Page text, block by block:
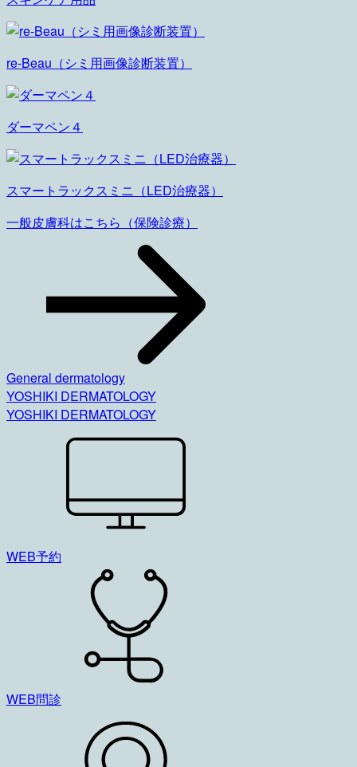
re-Beau（シミ用画像診断装置）
ダーマペン４
スマートラックスミニ（LED治療器）
一般皮膚科はこちら （保険診療）
General dermatology
YOSHIKI DERMATOLOGY
YOSHIKI DERMATOLOGY
WEB予約
WEB問診